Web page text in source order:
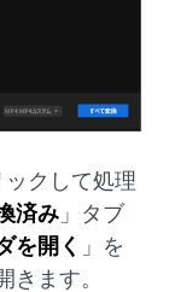
ックして処理
済み 」タブ
を開く 」を
きます。